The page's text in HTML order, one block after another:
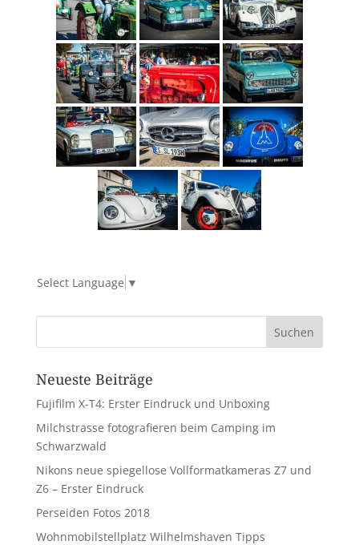
Select Language ▼
Neueste Beiträge
Fujifilm X-T4: Erster Eindruck und Unboxing
Milchstrasse fotografieren beim Camping im
Schwarzwald
Nikons neue spiegellose Vollformatkameras Z7 und
Z6 – Erster Eindruck
Perseiden Fotos 2018
Wohnmobilstellplatz Wilhelmshaven Tipps